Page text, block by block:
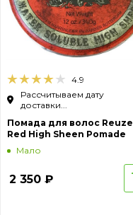
4.9
Рассчитываем дату
доставки...
Помада для волос Reuzel
Red High Sheen Pomade
Мало
2 350 ₽